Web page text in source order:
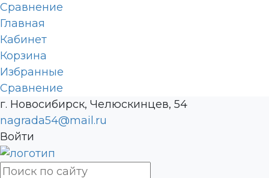
Сравнение
Главная
Кабинет
Корзина
Избранные
Сравнение
г. Новосибирск, Челюскинцев, 54
nagrada54@mail.ru
Войти